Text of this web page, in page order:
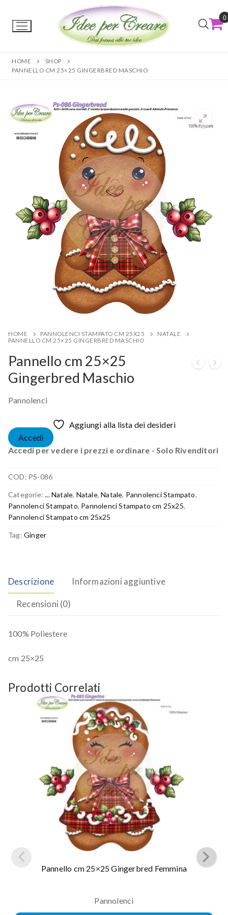
0
HOME
SHOP
PANNELLO CM 25×25 GINGERBRED MASCHIO
HOME PANNOLENCI STAMPATO CM 25X25
NATALE
PANNELLO CM 25×25 GINGERBRED MASCHIO
Pannello cm 25×25
Gingerbred Maschio
Pannolenci
Aggiungi alla lista dei desideri
Accedi
Accedi per vedere i prezzi e ordinare - Solo Rivenditori
COD: PS-086
Categorie:... Natale, Natale,Natale, Pannolenci Stampato,
Pannolenci Stampato, Pannolenci Stampato cm 25x25,
Pannolenci Stampato cm 25x25
Tag: Ginger
Descrizione Informazioni aggiuntive
Recensioni (0)
100% Poliestere
cm 25×25
Prodotti Correlati
Pannello cm 25×25 Gingerbred Femmina
Pannolenci